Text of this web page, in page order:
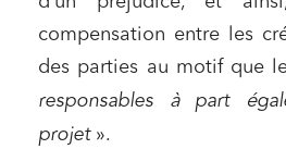
compensation entre les
des parties au motif que
responsables à part
projet ».